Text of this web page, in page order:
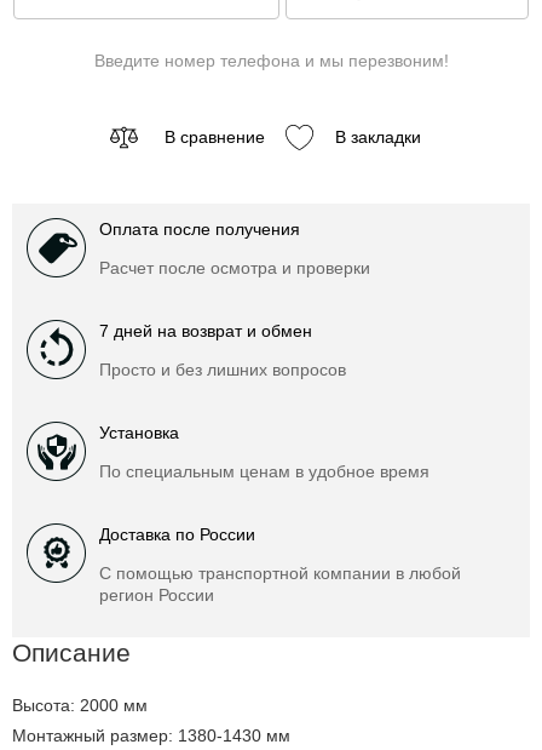
Введите номер телефона и мы перезвоним!
В сравнение В закладки
Оплата после получения
Расчет после осмотра и проверки
7 дней на возврат и обмен
Просто и без лишних вопросов
Установка
По специальным ценам в удобное время
Доставка по России
С помощью транспортной компании в любой
регион России
Описание
Высота: 2000 мм
Монтажный размер: 1380-1430 мм